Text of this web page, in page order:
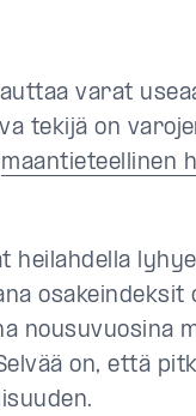
varat
tekijä on
maantieteellinen
heilahdella
osakeindeksit
nousuvuosina
on, että